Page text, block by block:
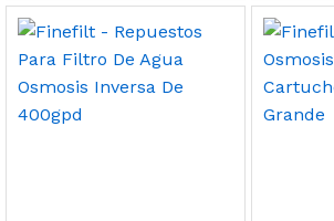
Leer más
y filtración Welltek WT-